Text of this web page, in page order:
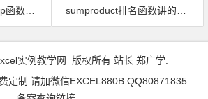
需3分钟 图文
sumproduct排名函数讲的如此详细，你还担心学不会吗？图文
实例教学网 版权所有 站长 郑广学.
定制 请加微信EXCEL880B QQ80871835